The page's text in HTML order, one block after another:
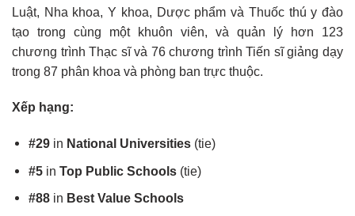
Luật, Nha khoa, Y khoa, Dược phẩm và Thuốc thú y đào
tạo trong cùng một khuôn viên, và quản lý hơn 123
chương trình Thạc sĩ và 76 chương trình Tiến sĩ giảng dạy
trong 87 phân khoa và phòng ban trực thuộc.
Xếp hạng:
#29in National Universities(tie)
#5in Top Public Schools(tie)
#88in Best Value Schools